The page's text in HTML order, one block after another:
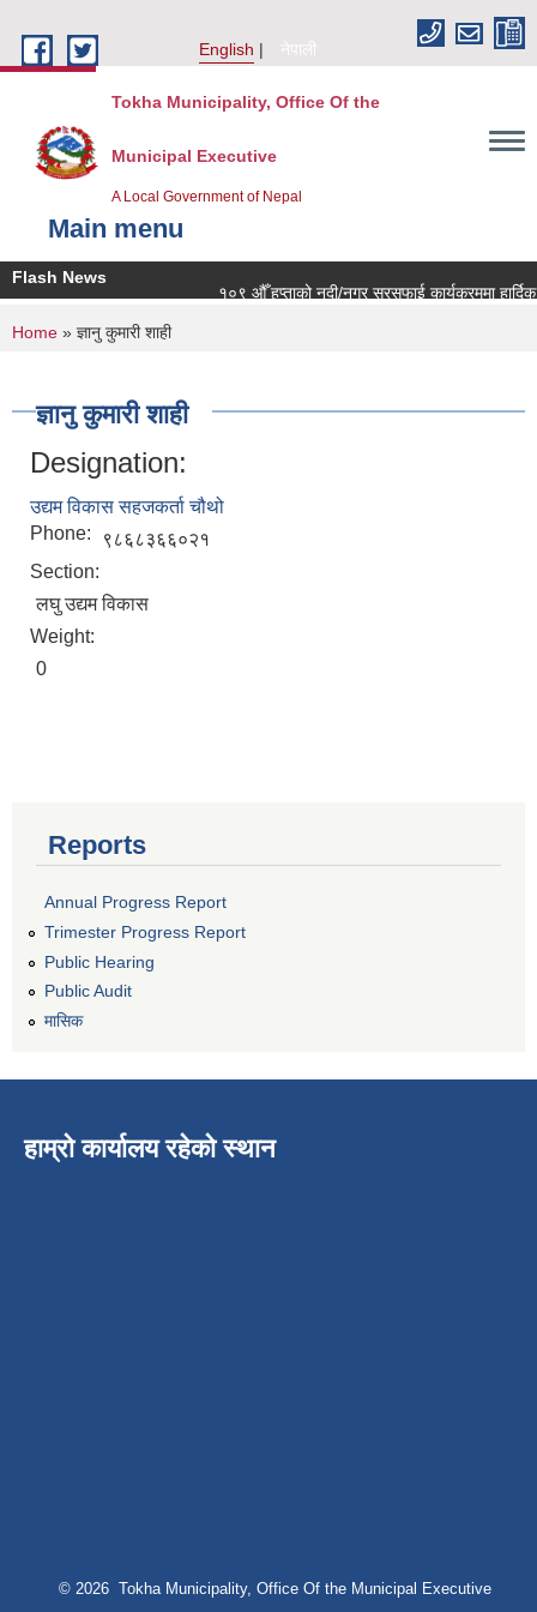
English
नेपाली
Tokha Municipality, Office Of the
Municipal Executive
A Local Government of Nepal
Main menu
Flash News
१०९ औँ हप्ताको नदी/नगर सरसफाई कार्यक्रममा हार्दिक
You are here
Home » ज्ञानु कुमारी शाही
ज्ञानु कुमारी शाही
Designation:
उद्यम विकास सहजकर्ता चौथो
Phone:
९८६८३६६०२१
Section:
लघु उद्यम विकास
Weight:
0
Reports
Annual Progress Report
Trimester Progress Report
Public Hearing
Public Audit
मासिक
हाम्रो कार्यालय रहेको स्थान
© 2026 Tokha Municipality, Office Of the Municipal Executive